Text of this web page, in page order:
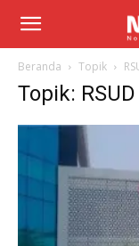
Beranda Topik
Topik: